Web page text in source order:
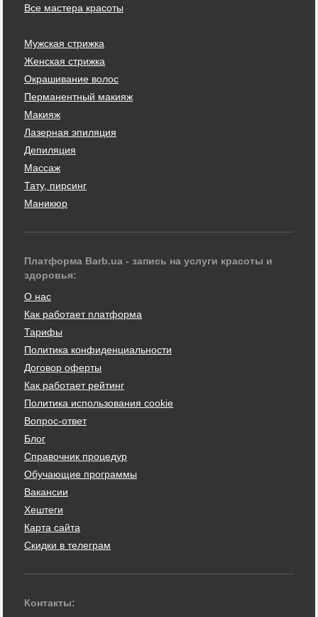
Все мастера красоты
Мужская стрижка
Женская стрижка
Окрашивание волос
Перманентный макияж
Макияж
Лазерная эпиляция
Депиляция
Массаж
Тату, пирсинг
Маникюр
Платформа Barb.ua - запись на услуги красоты и
здоровья:
О нас
Как работает платформа
Тарифы
Политика конфиденциальности
Договор оферты
Как работает рейтинг
Политика использования cookie
Вопрос-ответ
Блог
Справочник процедур
Обучающие программы
Вакансии
Хештеги
Карта сайта
Скидки в телеграм
Контакты: